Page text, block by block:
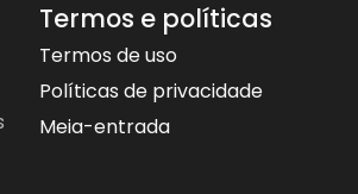
Termos e políticas
Termos de uso
Políticas de privacidade
Meia-entrada